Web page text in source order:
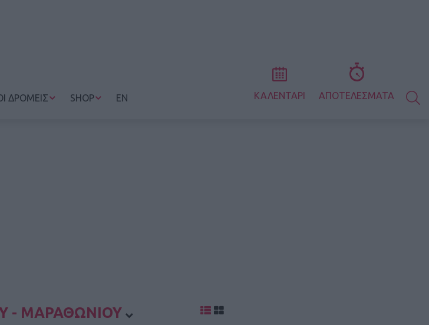
ΔΡΟΜΕΙΣ SHOP EN ΚΑΛΕΝΤΑΡΙ ΑΠΟΤΕΛΕΣΜΑΤΑ
- ΜΑΡΑΘΩΝΙΟΥ